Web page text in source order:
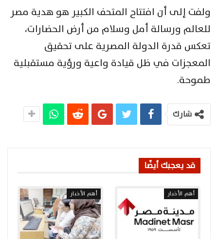
ولفت إلى أن افتتاح المتحف الكبير هو هدية مصر
للعالم ورسالة أمل وسلام من أرض الحضارات،
تعكس قدرة الدولة المصرية على تحقيق
المعجزات في ظل قيادة واعية ورؤية مستقبلية
طموحة.
شارك
قد يعجبك أيضًا
أهم الأخبار أهم الأخبار